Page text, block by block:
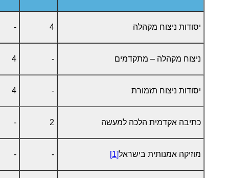
יסודות ניצוח מקהלה 4
-
ניצוח מקהלה – מתקדמים -
4
יסודות ניצוח תזמורת -
4
כתיבה אקדמית הלכה למעשה 2
-
מוזיקה אמנותית בישראל[1]
-
-